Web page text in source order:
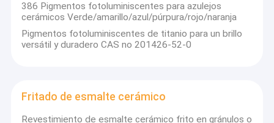
386 Pigmentos fotoluminiscentes para azulejos
cerámicos Verde/amarillo/azul/púrpura/rojo/naranja
Pigmentos fotoluminiscentes de titanio para un brillo
versátil y duradero CAS no 201426-52-0
Fritado de esmalte cerámico
Revestimiento de esmalte cerámico frito en gránulos o